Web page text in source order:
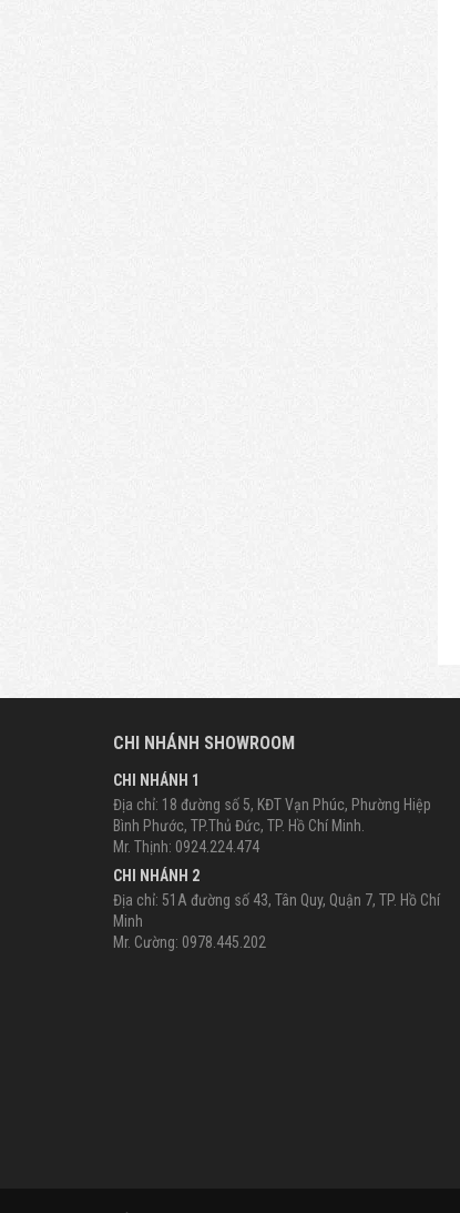
CHI NHÁNH SHOWROOM
CHI NHÁNH 1
Địa chỉ: 18 đường số 5, KĐT Vạn Phúc, Phường Hiệp
Bình Phước, TP.Thủ Đức, TP. Hồ Chí Minh.
Mr. Thịnh: 0924.224.474
CHI NHÁNH 2
Địa chỉ: 51A đường số 43, Tân Quy, Quận 7, TP. Hồ Chí
Minh
Mr. Cường: 0978.445.202